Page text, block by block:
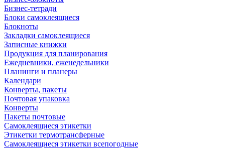
Бизнес-тетради
Блоки самоклеящиеся
Блокноты
Закладки самоклеящиеся
Записные книжки
Продукция для планирования
Ежедневники, еженедельники
Планинги и планеры
Календари
Конверты, пакеты
Почтовая упаковка
Конверты
Пакеты почтовые
Самоклеящиеся этикетки
Этикетки термотрансферные
Самоклеящиеся этикетки всепогодные